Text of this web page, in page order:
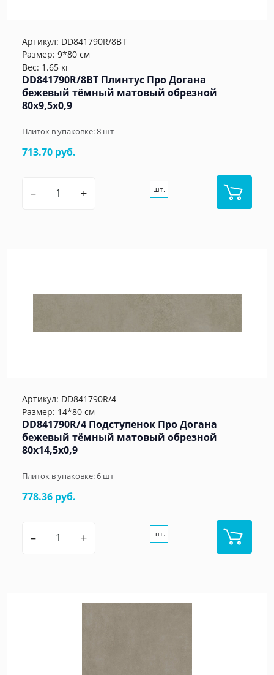
Артикул: DD841790R/8BT
Размер: 9*80 см
Вес: 1.65 кг
DD841790R/8BT Плинтус Про Догана
бежевый тёмный матовый обрезной
80x9,5x0,9
Плиток в упаковке:8 шт
713.70 руб.
– + шт.
Артикул: DD841790R/4
Размер: 14*80 см
DD841790R/4 Подступенок Про Догана
бежевый тёмный матовый обрезной
80x14,5x0,9
Плиток в упаковке:6 шт
778.36 руб.
– + шт.